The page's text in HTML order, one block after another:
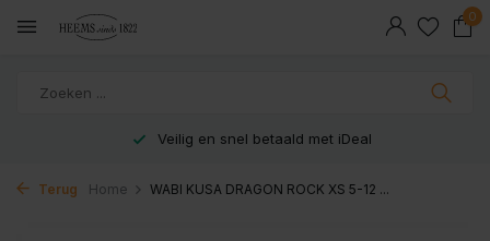
0
Veilig en snel betaald met iDeal
Terug Home WABI KUSA DRAGON ROCK XS 5-12 ...